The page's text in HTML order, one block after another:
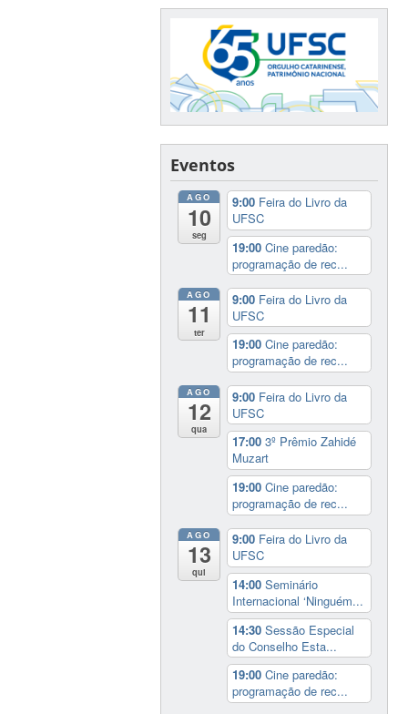
Eventos
AGO
10
seg
9:00 Feira do Livro da
UFSC
19:00Cine paredão:
programação de rec...
AGO
11
ter
9:00 Feira do Livro da
UFSC
19:00Cine paredão:
programação de rec...
AGO
12
qua
9:00 Feira do Livro da
UFSC
17:003º Prêmio Zahidé
Muzart
19:00Cine paredão:
programação de rec...
AGO
13
qui
9:00 Feira do Livro da
UFSC
14:00Seminário
Internacional ‘Ninguém...
14:30Sessão Especial
do Conselho Esta...
19:00Cine paredão:
programação de rec...